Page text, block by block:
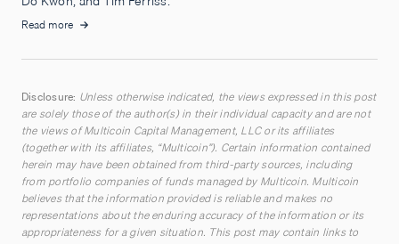
Read more
Disclosure: Unless otherwise indicated, the views expressed in this post
are solely those of the author(s) in their individual capacity and are not
the views of Multicoin Capital Management, LLC or its affiliates
(together with its affiliates, “Multicoin”). Certain information contained
herein may have been obtained from third-party sources, including
from portfolio companies of funds managed by Multicoin. Multicoin
believes that the information provided is reliable and makes no
representations about the enduring accuracy of the information or its
appropriateness for a given situation. This post may contain links to